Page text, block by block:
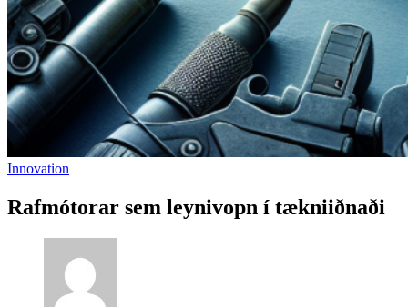
Innovation
Rafmótorar sem leynivopn í tækniiðnaði